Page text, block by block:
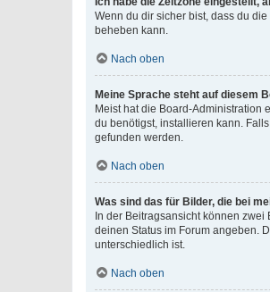
Wenn du dir sicher bist, dass du
beheben kann.
Nach oben
Meine Sprache steht auf diesem
Meist hat die Board-Administration
du benötigst, installieren kann.
gefunden werden.
Nach oben
Was sind das für Bilder, die bei
In der Beitragsansicht können
deinen Status im Forum angeben.
unterschiedlich ist.
Nach oben